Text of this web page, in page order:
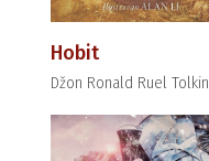
Hobit
Džon Ronald Ruel Tolkin